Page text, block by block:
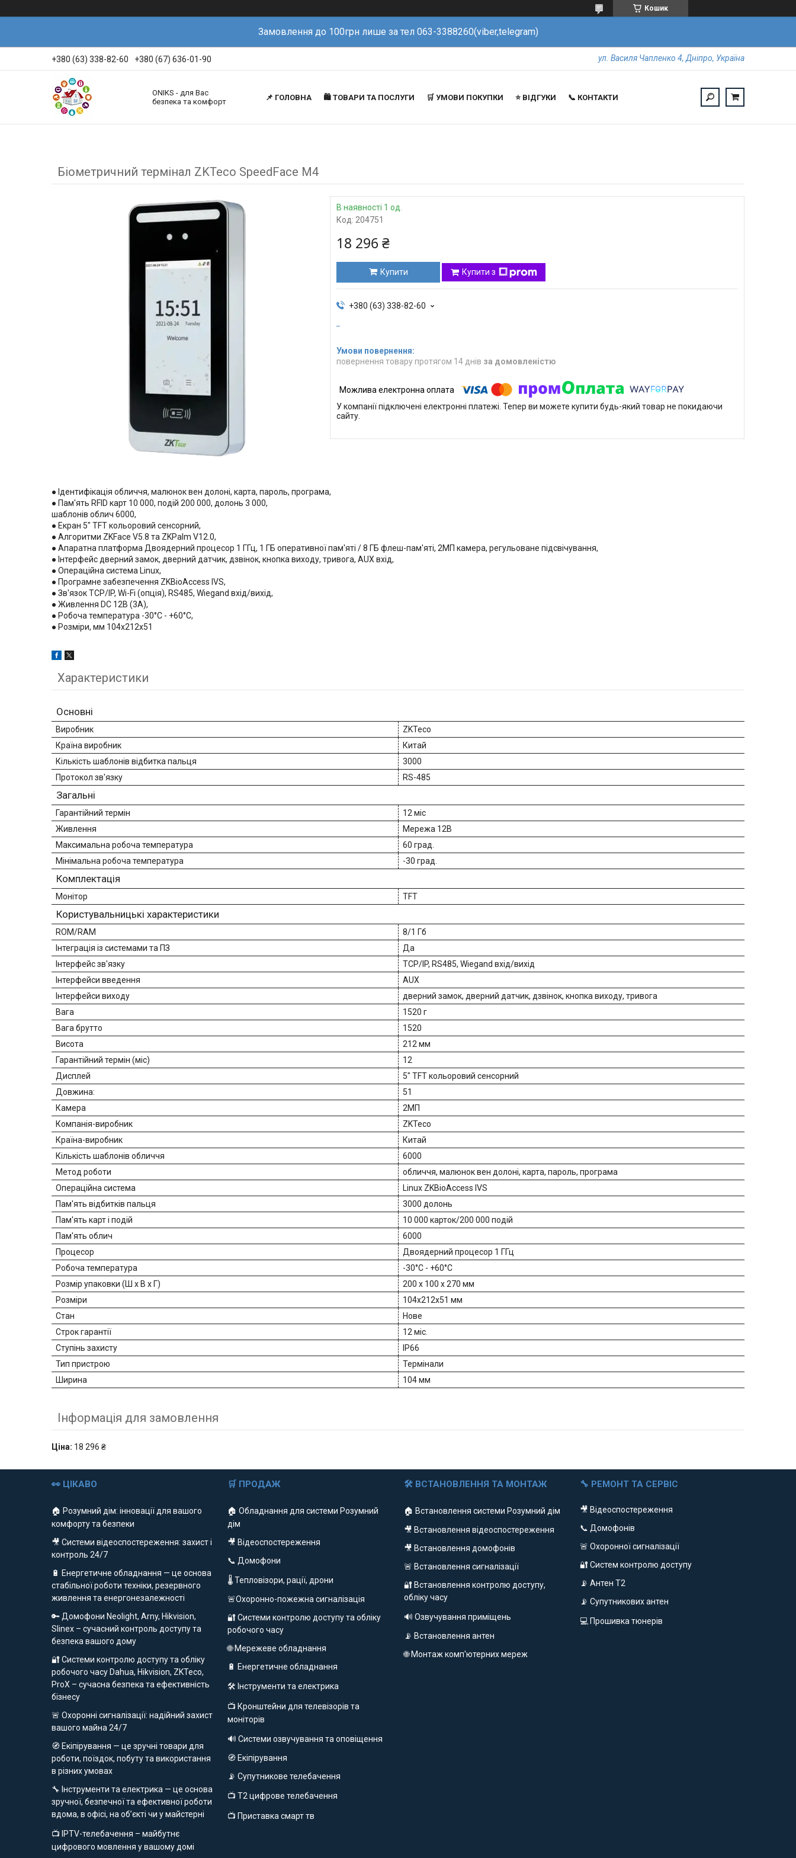
Кошик
Замовлення до 100грн лише за тел 063-3388260(viber,telegram)
+380 (63) 338-82-60 +380 (67) 636-01-90 ул. Василя Чапленко 4, Дніпро, Україна
ONIKS - для Вас
безпека та комфорт
📌 ГОЛОВНА 🛍️ ТОВАРИ ТА ПОСЛУГИ 🛒 УМОВИ ПОКУПКИ ⭐️ ВІДГУКИ 📞 КОНТАКТИ
Біометричний термінал ZKTeco SpeedFace M4
В наявності 1 од.
Код: 204751
18 296 ₴
Купити Купити з
+380 (63) 338-82-60
повернення товару протягом 14 днів за домовленістю
У компанії підключені електронні платежі. Тепер ви можете купити будь-який товар не покидаючи
сайту.
● Ідентифікація обличчя, малюнок вен долоні, карта, пароль, програма,
● Пам'ять RFID карт 10 000, подій 200 000, долонь 3 000,
шаблонів облич 6000,
● Екран 5″ TFT кольоровий сенсорний,
● Алгоритми ZKFace V5.8 та ZKPalm V12.0,
● Апаратна платформа Двоядерний процесор 1 ГГц, 1 ГБ оперативної пам'яті / 8 ГБ флеш-пам'яті, 2МП камера, регульоване підсвічування,
● Інтерфейс дверний замок, дверний датчик, дзвінок, кнопка виходу, тривога, AUX вхід,
● Операційна система Linux,
● Програмне забезпечення ZKBioAccess IVS,
● Зв'язок TCP/IP, Wi-Fi (опція), RS485, Wiegand вхід/вихід,
● Живлення DC 12В (3A),
● Робоча температура -30°C - +60°C,
● Розміри, мм 104х212х51
Характеристики
Основні
Виробник
ZKTeco
Країна виробник
Китай
Кількість шаблонів відбитка пальця
3000
Протокол зв'язку
RS-485
Загальні
Гарантійний термін
12 міс
Живлення
Мережа 12В
Максимальна робоча температура
60 град.
Мінімальна робоча температура
-30 град.
Комплектація
Монітор TFT
Користувальницькі характеристики
ROM/RAM
8/1 Гб
Інтеграція із системами та ПЗ
Да
Інтерфейс зв'язку
TCP/IP, RS485, Wiegand вхід/вихід
Інтерфейси введення
AUX
Інтерфейси виходу
дверний замок, дверний датчик, дзвінок, кнопка виходу, тривога
Вага
1520 г
Вага брутто
1520
Висота
212 мм
Гарантійний термін (міс)
12
Дисплей
5" TFT кольоровий сенсорний
Довжина:
51
Камера
2МП
Компанія-виробник
ZKTeco
Країна-виробник
Китай
Кількість шаблонів обличчя
6000
Метод роботи
обличчя, малюнок вен долоні, карта, пароль, програма
Операційна система
Linux ZKBioAccess IVS
Пам'ять відбитків пальця
3000 долонь
Пам'ять карт і подій
10 000 карток/200 000 подій
Пам'ять облич
6000
Процесор
Двоядерний процесор 1 ГГц
Робоча температура
-30°C - +60°C
Розмір упаковки (Ш х В х Г)
200 x 100 x 270 мм
Розміри
104х212х51 мм
Стан
Нове
Строк гарантії
12 міс.
Ступінь захисту
IP66
Тип пристрою
Термінали
Ширина
104 мм
Інформація для замовлення
Ціна: 18 296 ₴
👀 ЦІКАВО
🏠 Розумний дім: інновації для вашого
комфорту та безпеки
🎥 Системи відеоспостереження: захист і
контроль 24/7
🔋 Енергетичне обладнання — це основа
стабільної роботи техніки, резервного
живлення та енергонезалежності
🔑 Домофони Neolight, Arny, Hikvision,
Slinex – сучасний контроль доступу та
безпека вашого дому
🔐 Системи контролю доступу та обліку
робочого часу Dahua, Hikvision, ZKTeco,
ProX – сучасна безпека та ефективність
бізнесу
🚨 Охоронні сигналізації: надійний захист
вашого майна 24/7
🧭 Екіпірування — це зручні товари для
роботи, поїздок, побуту та використання
в різних умовах
🔧 Інструменти та електрика — це основа
зручної, безпечної та ефективної роботи
вдома, в офісі, на об’єкті чи у майстерні
📺 IPTV-телебачення – майбутнє
цифрового мовлення у вашому домі
🛒 ПРОДАЖ
🏠 Обладнання для системи Розумний
дім
🎥 Відеоспостереження
📞 Домофони
🌡 Тепловізори, рації, дрони
🚨Охоронно-пожежна сигналізація
🔐 Системи контролю доступу та обліку
робочого часу
🌐 Мережеве обладнання
🔋 Енергетичне обладнання
🛠️ Інструменти та електрика
📺 Кронштейни для телевізорів та
моніторів
🔊 Системи озвучування та оповіщення
🧭 Екіпірування
📡 Супутникове телебачення
📺 Т2 цифрове телебачення
📺 Приставка смарт тв
🛠 ВСТАНОВЛЕННЯ ТА МОНТАЖ
🏠 Встановлення системи Розумний дім
🎥 Встановлення відеоспостереження
🎥 Встановлення домофонів
🚨 Встановлення сигналізації
🔐 Встановлення контролю доступу,
обліку часу
🔊 Озвучування приміщень
📡 Встановлення антен
🌐 Монтаж комп'ютерних мереж
🔧 РЕМОНТ ТА СЕРВІС
🎥 Відеоспостереження
📞 Домофонів
🚨 Охоронної сигналізації
🔐 Систем контролю доступу
📡 Антен Т2
📡 Супутникових антен
💻 Прошивка тюнерів